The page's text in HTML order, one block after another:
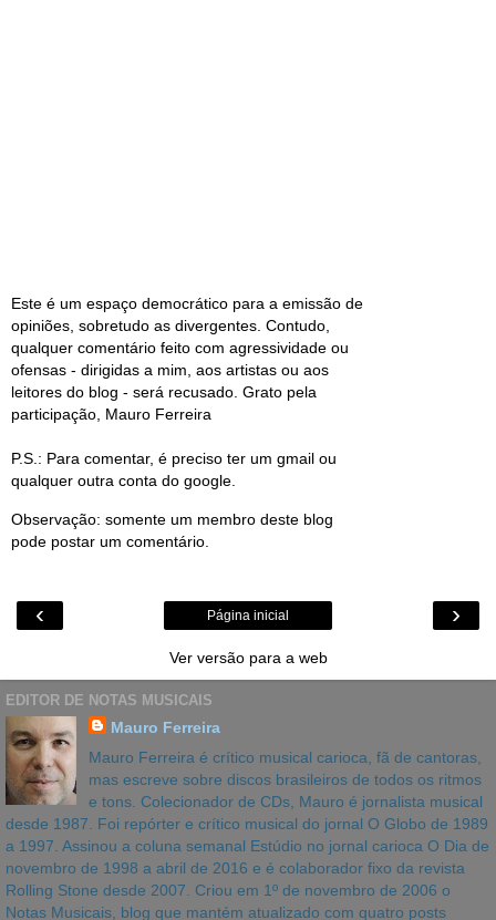
Este é um espaço democrático para a emissão de
opiniões, sobretudo as divergentes. Contudo,
qualquer comentário feito com agressividade ou
ofensas - dirigidas a mim, aos artistas ou aos
leitores do blog - será recusado. Grato pela
participação, Mauro Ferreira
P.S.: Para comentar, é preciso ter um gmail ou
qualquer outra conta do google.
Observação: somente um membro deste blog
pode postar um comentário.
‹ ›
Página inicial
Ver versão para a web
EDITOR DE NOTAS MUSICAIS
Mauro Ferreira
Mauro Ferreira é crítico musical carioca, fã de cantoras,
mas escreve sobre discos brasileiros de todos os ritmos
e tons. Colecionador de CDs, Mauro é jornalista musical
desde 1987. Foi repórter e crítico musical do jornal O Globo de 1989
a 1997. Assinou a coluna semanal Estúdio no jornal carioca O Dia de
novembro de 1998 a abril de 2016 e é colaborador fixo da revista
Rolling Stone desde 2007. Criou em 1º de novembro de 2006 o
Notas Musicais, blog que mantém atualizado com quatro posts